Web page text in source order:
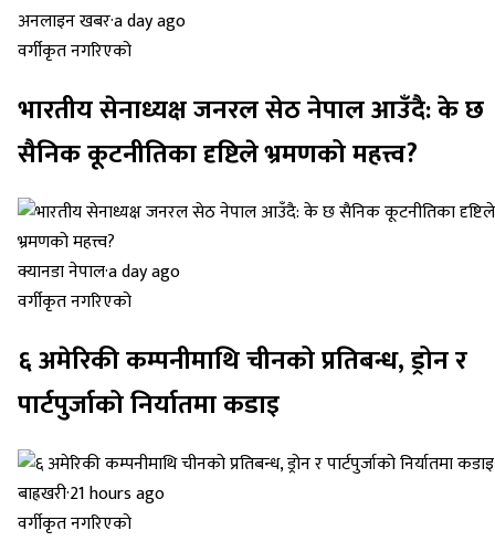
अनलाइन खबर·a day ago
वर्गीकृत नगरिएको
भारतीय सेनाध्यक्ष जनरल सेठ नेपाल आउँदै: के छ
सैनिक कूटनीतिका दृष्टिले भ्रमणको महत्त्व?
क्यानडा नेपाल·a day ago
वर्गीकृत नगरिएको
६ अमेरिकी कम्पनीमाथि चीनको प्रतिबन्ध, ड्रोन र
पार्टपुर्जाको निर्यातमा कडाइ
बाह्रखरी·21 hours ago
वर्गीकृत नगरिएको